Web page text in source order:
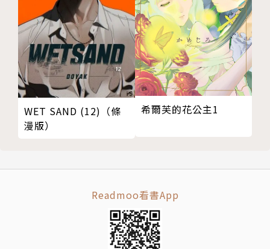
WET SAND (12)（條
漫版）
希爾芙的花公主1
Readmoo看書App